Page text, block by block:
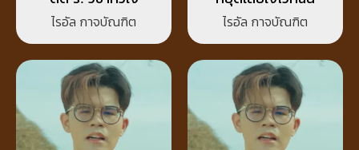
ไรอัล กาจบัณฑิต ไรอัล กาจบัณฑิต